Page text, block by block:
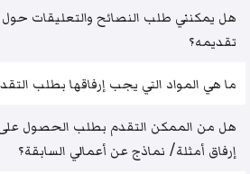
هل يمكنني طلب النصائح والتعليقات
تقديمه؟
ما هي المواد التي يجب إرفاقها بطلب
هل من الممكن التقدم بطلب الحصول
إرفاق أمثلة/ نماذج عن أعمالي السابقة؟